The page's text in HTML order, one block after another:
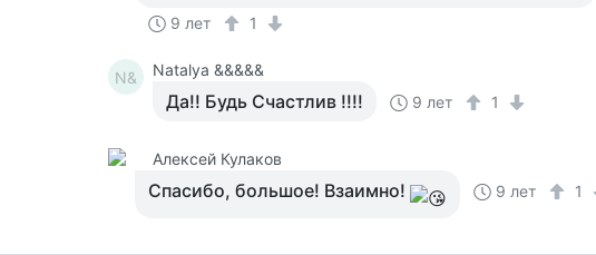
9 лет 1
N& Natalya &&&&&
Да!! Будь Счастлив !!!! 9 лет 1
Алексей Кулаков
Спасибо, большое! Взаимно! 9 лет 1